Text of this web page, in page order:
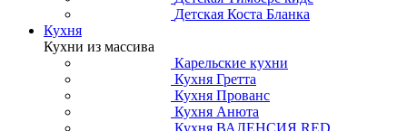
Детская Коста Бланка
Кухня
Кухни из массива
Карельские кухни
Кухня Гретта
Кухня Прованс
Кухня Анюта
Кухня ВАЛЕНСИЯ RED